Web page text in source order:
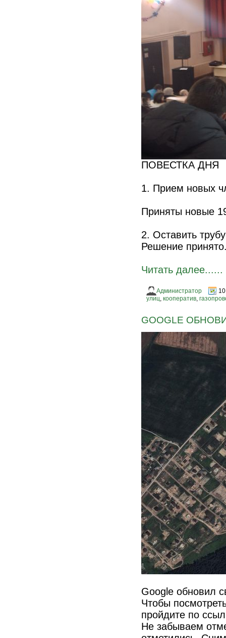
ПОВЕСТКА ДНЯ
1. Прием новых
Приняты новые
2. Оставить
Решение
Читать далее......
Администратор
улиц, кооператив,
GOOGLE
Google обновил
Чтобы
пройдите по
Не забываем